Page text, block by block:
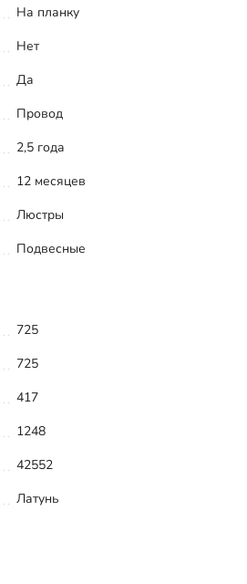
На планку
Нет
Да
Провод
2,5 года
12 месяцев
Люстры
Подвесные
725
725
417
1248
42552
Латунь